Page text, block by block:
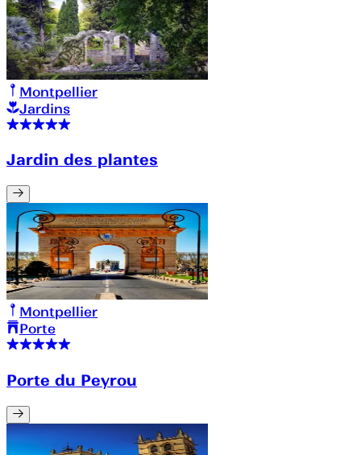
Montpellier
Jardins
Jardin des plantes
Montpellier
Porte
Porte du Peyrou